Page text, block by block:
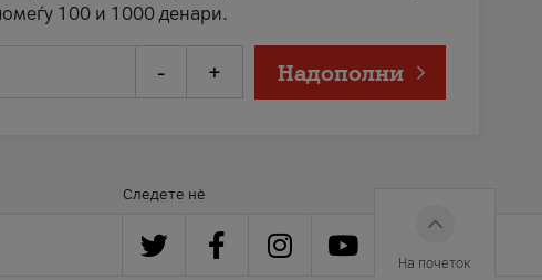
100 и 1000 денари.
- + Надополни
Следете нè
На почеток